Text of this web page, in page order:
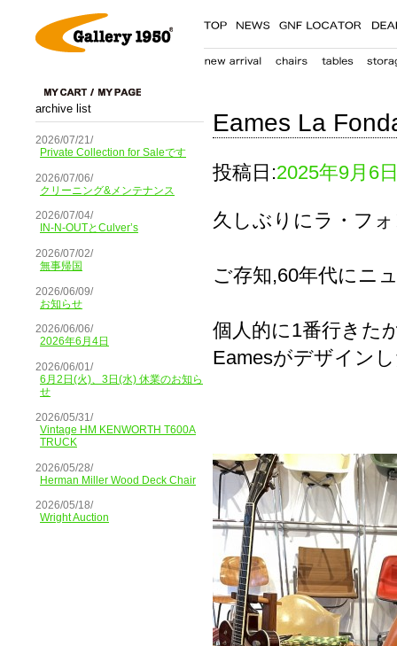
archive list
2026/07/21/
Private Collection for Saleです
2026/07/06/
クリーニング&メンテナンス
2026/07/04/
IN-N-OUTとCulver’s
2026/07/02/
無事帰国
2026/06/09/
お知らせ
2026/06/06/
2026年6月4日
2026/06/01/
6月2日(火)、3日(水) 休業のお知ら
せ
2026/05/31/
Vintage HM KENWORTH T600A
TRUCK
2026/05/28/
Herman Miller Wood Deck Chair
2026/05/18/
Wright Auction
Eames La
投稿日:2025年9月6
久しぶりにラ・フ
ご存知,60年代にニ
個人的に1番行きた
Eamesがデザイン